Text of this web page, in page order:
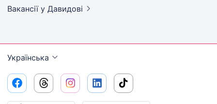
Вакансії у Давидові
Українська